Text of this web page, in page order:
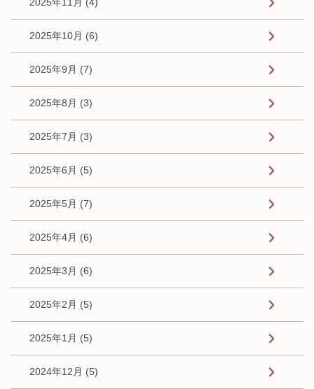
2025年11月 (4)
2025年10月 (6)
2025年9月 (7)
2025年8月 (3)
2025年7月 (3)
2025年6月 (5)
2025年5月 (7)
2025年4月 (6)
2025年3月 (6)
2025年2月 (5)
2025年1月 (5)
2024年12月 (5)